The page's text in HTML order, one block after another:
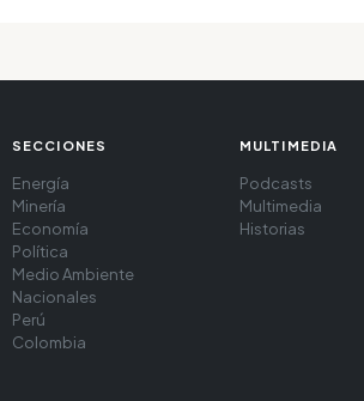
SECCIONES
Energía
Minería
Economía
Política
Medio Ambiente
Nacionales
Perú
Colombia
MULTIMEDIA
Podcasts
Multimedia
Historias